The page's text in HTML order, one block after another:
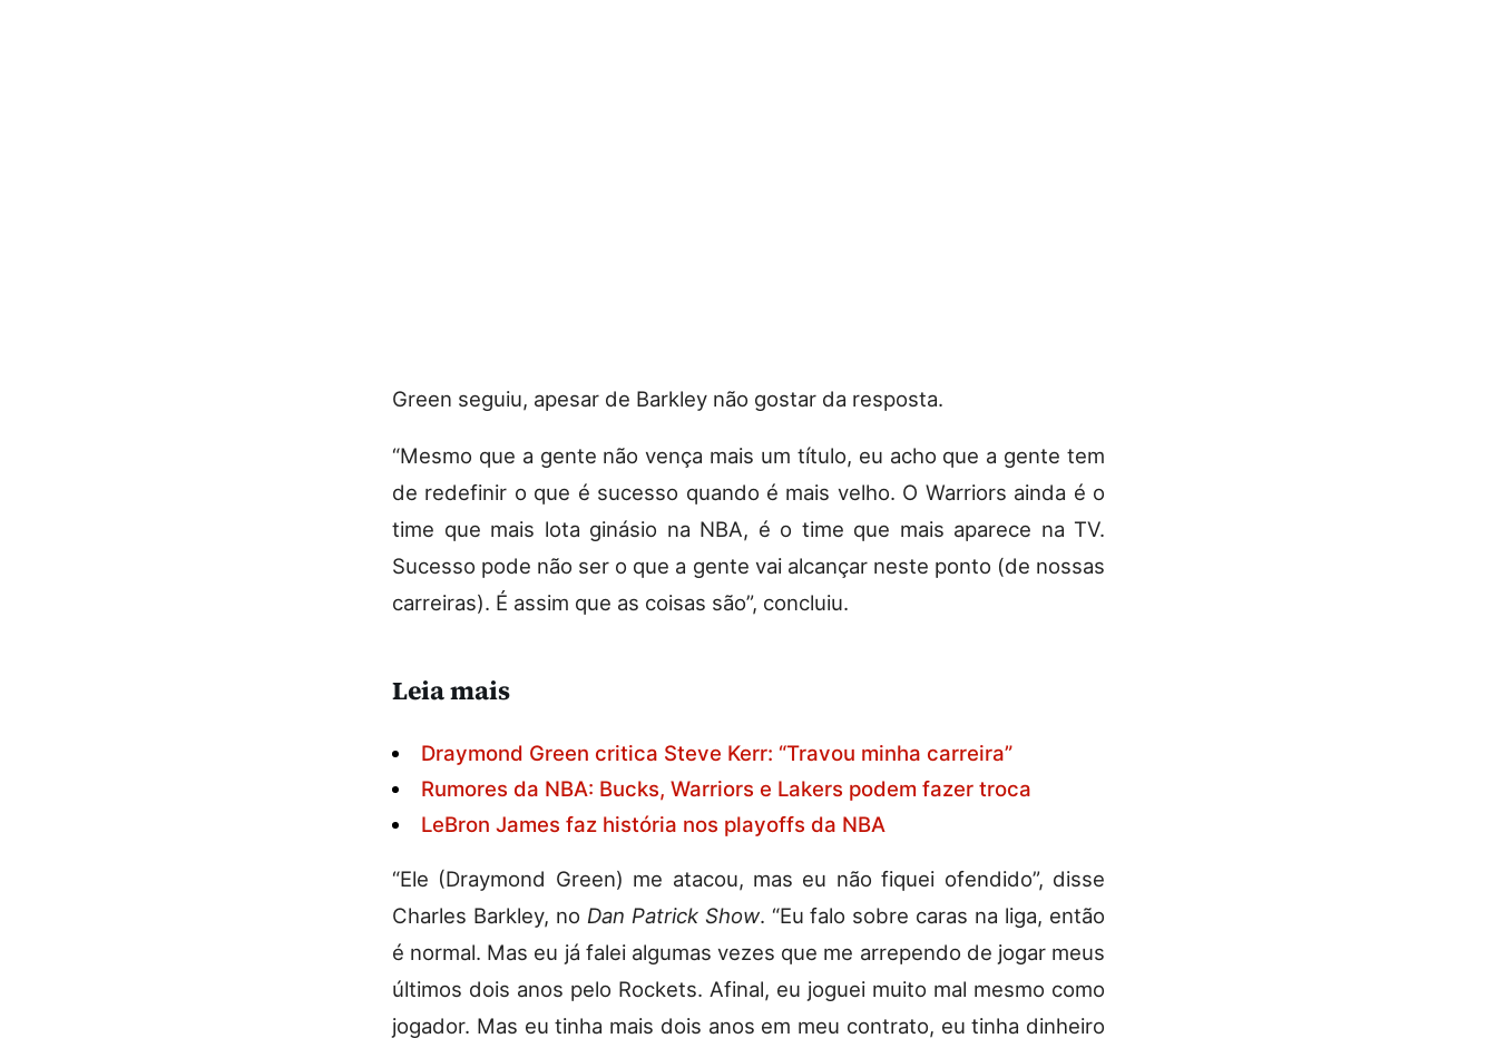
Green seguiu, apesar de Barkley não gostar da resposta.
“Mesmo que a gente não vença mais um título, eu acho que a gente tem
de redefinir o que é sucesso quando é mais velho. O Warriors ainda é o
time que mais lota ginásio na NBA, é o time que mais aparece na TV.
Sucesso pode não ser o que a gente vai alcançar neste ponto (de nossas
carreiras). É assim que as coisas são”, concluiu.
Leia mais
Draymond Green critica Steve Kerr: “Travou minha carreira”
Rumores da NBA: Bucks, Warriors e Lakers podem fazer troca
LeBron James faz história nos playoffs da NBA
“Ele (Draymond Green) me atacou, mas eu não fiquei ofendido”, disse
Charles Barkley, no Dan Patrick Show. “Eu falo sobre caras na liga, então
é normal. Mas eu já falei algumas vezes que me arrependo de jogar meus
últimos dois anos pelo Rockets. Afinal, eu joguei muito mal mesmo como
jogador. Mas eu tinha mais dois anos em meu contrato, eu tinha dinheiro